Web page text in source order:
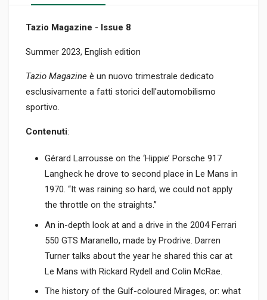
Tazio Magazine - Issue 8
Summer 2023, English edition
Tazio Magazine è un nuovo trimestrale dedicato
esclusivamente a fatti storici dell'automobilismo
sportivo.
Contenuti:
Gérard Larrousse on the ‘Hippie’ Porsche 917
Langheck he drove to second place in Le Mans in
1970. “It was raining so hard, we could not apply
the throttle on the straights.”
An in-depth look at and a drive in the 2004 Ferrari
550 GTS Maranello, made by Prodrive. Darren
Turner talks about the year he shared this car at
Le Mans with Rickard Rydell and Colin McRae.
The history of the Gulf-coloured Mirages, or: what